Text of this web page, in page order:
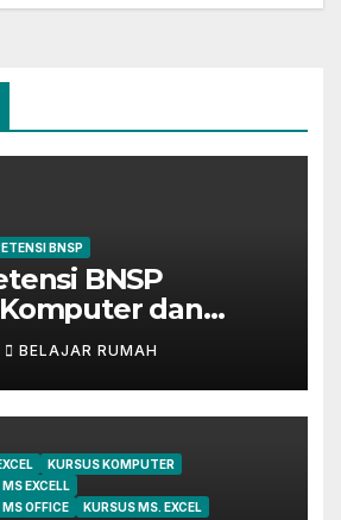
BNSP
BNSP
dan
di Bekasi
BELAJAR RUMAH
KURSUS KOMPUTER
EXCELL
OFFICE
KURSUS MS. EXCEL